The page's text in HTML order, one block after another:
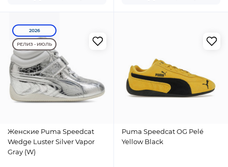
2026
РЕЛИЗ - ИЮЛЬ
Женские Puma Speedcat
Wedge Luster Silver Vapor
Gray (W)
Puma Speedcat OG Pelé
Yellow Black